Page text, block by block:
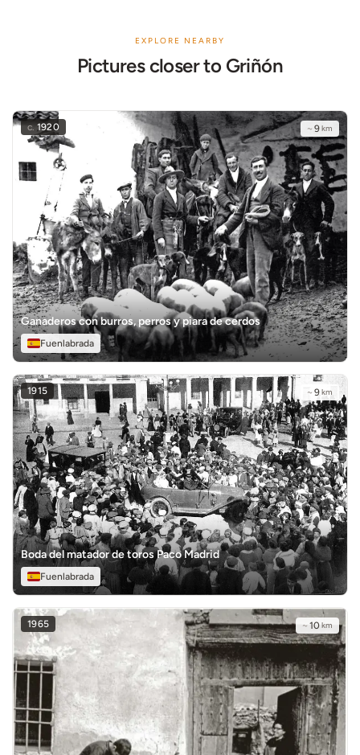
EXPLORE NEARBY
Pictures closer to Griñón
c. 1920 ~ 9km
Ganaderos con burros, perros y piara de cerdos
Fuenlabrada
1915 ~ 9km
Boda del matador de toros Paco Madrid
Fuenlabrada
1965 ~10km